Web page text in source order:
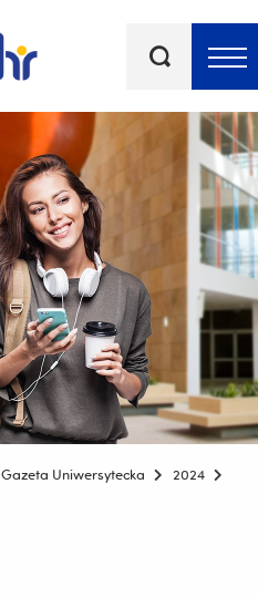
kluczowe
Gazeta Uniwersytecka
2024